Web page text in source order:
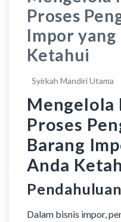
Proses
Impor yang
Ketahui
Syirkah Mandiri Utama
Mengelola
Proses
Barang
Anda
Pendahuluan
Dalam bisnis impor,